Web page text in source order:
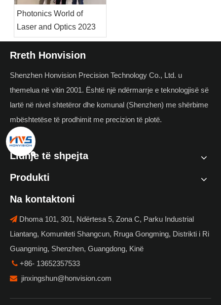
Photonics World of
Laser and Optics 2023
Rreth Honvision
Shenzhen Honvision Precision Technology Co., Ltd. u
themelua në vitin 2001. Është një ndërmarrje e teknologjisë së
lartë në nivel shtetëror dhe komunal (Shenzhen) me shërbime
mbështetëse të prodhimit me precizion të plotë.
Lidhje të shpejta
Produkti
Na kontaktoni
 Dhoma 101, 301, Ndërtesa 5, Zona C, Parku Industrial
Liantang, Komuniteti Shangcun, Rruga Gongming, Distrikti i Ri
Guangming, Shenzhen, Guangdong, Kinë
 +86- 13652357533
 jinxingshun@honvision.com